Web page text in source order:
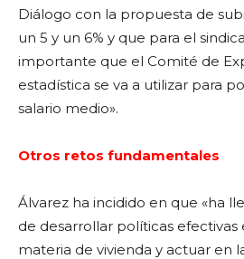
Diálogo con la propuesta de
un 5 y un 6% y que para el
importante que el Comité de
estadística se va a utilizar para
salario medio».
Otros retos fundamentales
Álvarez ha incidido en que «ha
de desarrollar políticas efectivas
materia de vivienda y actuar en